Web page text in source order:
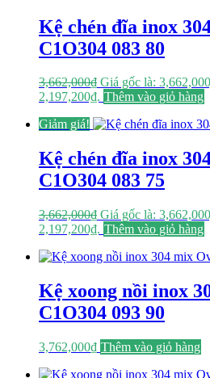
Kệ chén đĩa inox
C1O304 083 80
3,662,000₫ Giá gốc là:
2,197,200₫. Thêm vào giỏ hàng
Giảm giá!
Kệ chén đĩa inox
C1O304 083 75
3,662,000₫ Giá gốc là:
2,197,200₫. Thêm vào giỏ hàng
Kệ xoong nồi inox
C1O304 093 90
3,762,000₫ Thêm vào giỏ hàng